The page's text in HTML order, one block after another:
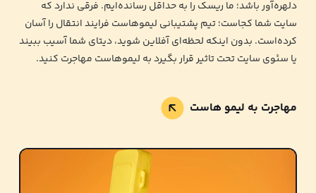
دلهره‌آور باشد؛ ما ریسک را به حداقل رسانده‌ایم. فرقی ندارد که
سایت شما کجاست؛ تیم پشتیبانی لیموهاست فرایند انتقال را آسان
کرده‌است. بدون اینکه لحظه‌ای آفلاین شوید، دیتای شما آسیب ببیند
یا سئوی سایت تحت تاثیر قرار بگیرد به لیموهاست مهاجرت کنید.
مهاجرت به لیمو هاست